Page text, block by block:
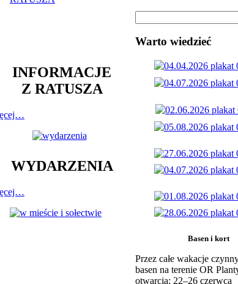
INFORMACJE
Z RATUSZA
WYDARZENIA
Warto wiedzieć
Basen i kort
Przez całe wakacje
basen na terenie OR
otwarcia: 22–26 czerwca